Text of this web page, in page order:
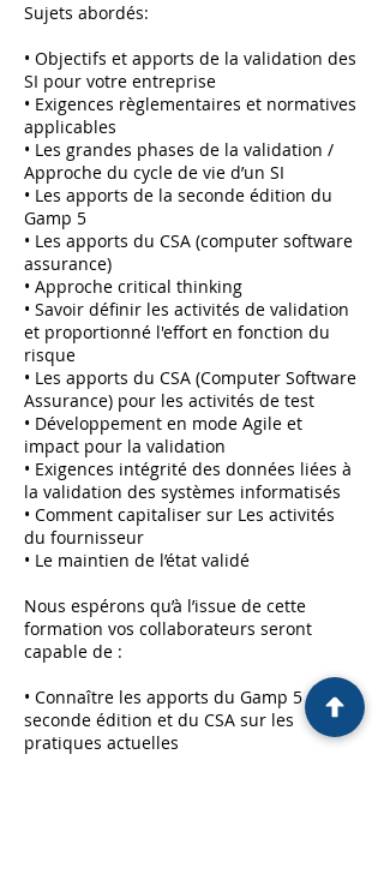
Sujets abordés:
• Objectifs et apports de la validation des
SI pour votre entreprise
• Exigences règlementaires et normatives
applicables
• Les grandes phases de la validation /
Approche du cycle de vie d’un SI
• Les apports de la seconde édition du
Gamp 5
• Les apports du CSA (computer software
assurance)
• Approche critical thinking
• Savoir définir les activités de validation
et proportionné l'effort en fonction du
risque
• Les apports du CSA (Computer Software
Assurance) pour les activités de test
• Développement en mode Agile et
impact pour la validation
• Exigences intégrité des données liées à
la validation des systèmes informatisés
• Comment capitaliser sur Les activités
du fournisseur
• Le maintien de l’état validé
Nous espérons qu’à l’issue de cette
formation vos collaborateurs seront
capable de :
• Connaître les apports du Gamp 5
seconde édition et du CSA sur les
pratiques actuelles